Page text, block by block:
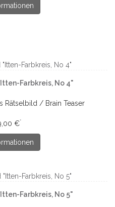
Farbkreis, No 4"
Rätselbild / Brain Teaser
€*
Farbkreis, No 5"